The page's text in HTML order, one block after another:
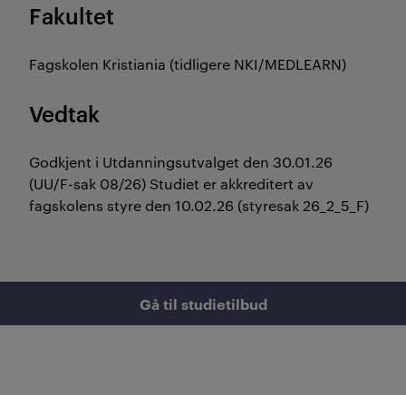
Fakultet
Fagskolen Kristiania (tidligere NKI/MEDLEARN)
Vedtak
Godkjent i Utdanningsutvalget den 30.01.26
(UU/F-sak 08/26) Studiet er akkreditert av
fagskolens styre den 10.02.26 (styresak 26_2_5_F)
Gå til studietilbud